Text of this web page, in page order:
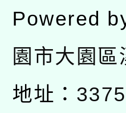
Powered
園市大園
地址：